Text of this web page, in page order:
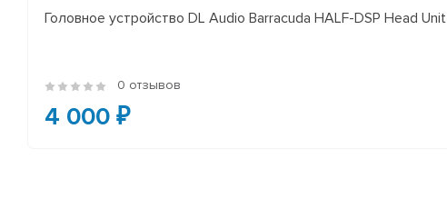
Головное устройство DL Audio Barracuda HALF-DSP Head Unit
0 отзывов
4 000 ₽